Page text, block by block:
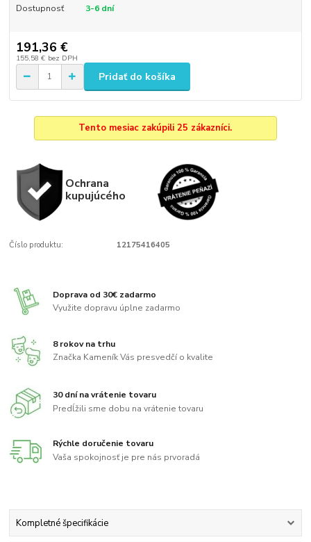
Dostupnosť 3-6 dní
191,36 €
155,58 € bez DPH
Pridať do košíka
Tento mesiac zakúpili 25 zákazníci.
Ochrana
kupujúcého
Číslo produktu: 12175416405
Doprava od 30€ zadarmo
Využite dopravu úplne zadarmo
8 rokov na trhu
Značka Kameník Vás presvedčí o kvalite
30 dní na vrátenie tovaru
Predĺžili sme dobu na vrátenie tovaru
Rýchle doručenie tovaru
Vaša spokojnosť je pre nás prvoradá
Kompletné špecifikácie